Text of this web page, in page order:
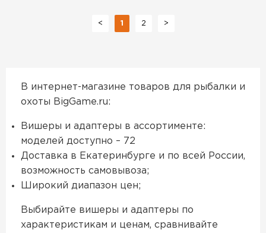
< 1 2 >
В интернет-магазине товаров для рыбалки и
охоты BigGame.ru:
Вишеры и адаптеры в ассортименте:
моделей доступно – 72
Доставка в Екатеринбурге и по всей России,
возможность самовывоза;
Широкий диапазон цен;
Выбирайте вишеры и адаптеры по
характеристикам и ценам, сравнивайте